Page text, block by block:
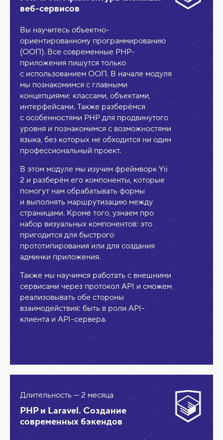
веб-сервисов
Вы научитесь объектно-
ориентированному программированию
(ООП). Все современные PHP-
приложения пишутся только
с использованием ООП. В начале модуля
мы познакомимся с главными
концепциями: классами, объектами,
интерфейсами. Также разберёмся
с особенностями PHP для продвинутого
уровня и познакомимся с возможностями
языка, без которых не обходится ни один
профессиональный проект.
В этом модуле мы изучим фреймворк Yii
2 и разберём его компоненты, которые
помогут нам обрабатывать формы
и выполнять маршрутизацию между
страницами. Кроме того, узнаем про
набор визуальных компонентов: это
пригодится для быстрого
прототипирования или для создания
админки приложения.
Также мы научимся работать с внешними
сервисами через протокол API и сможем
реализовывать обе стороны
взаимодействия: быть в роли API-
клиента и API-сервера.
Длительность — 2 месяца
PHP и Laravel. Создание
современных бэкендов